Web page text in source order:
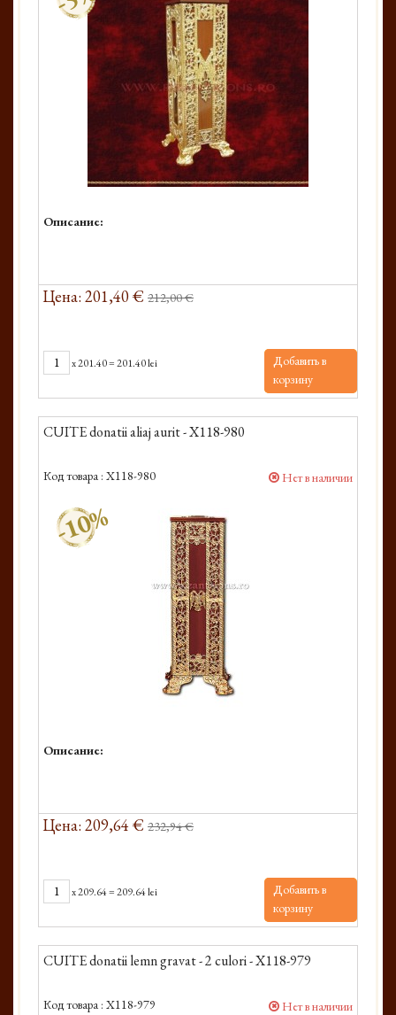
Описание:
Цена: 201,40 € 212,00 €
x201.40=201.40 lei
Добавить в
корзину
CUITE donatii aliaj aurit - X118-980
Код товара : X118-980 Нет в наличии
-10%
Описание:
Цена: 209,64 € 232,94 €
x209.64=209.64 lei
Добавить в
корзину
CUITE donatii lemn gravat - 2 culori - X118-979
Код товара : X118-979 Нет в наличии